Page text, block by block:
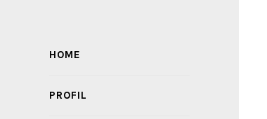
HOME
PROFIL